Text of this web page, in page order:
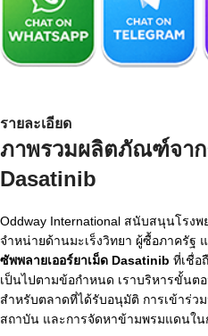
รายละเอียด
ภาพรวมผลิตภัณฑ์จาก
Dasatinib
Oddway International สนับสนุนโรง
จำหน่ายด้านมะเร็งวิทยา ผู้ซื้อภาครัฐ
ซัพพลายเออร์ยาเม็ด Dasatinib ที่เชื่อ
เป็นไปตามข้อกำหนด เราบริหารขั้นต
สำหรับตลาดที่ได้รับอนุมัติ การเข้าร่ว
สถาบัน และการจัดหาข้ามพรมแดนใ